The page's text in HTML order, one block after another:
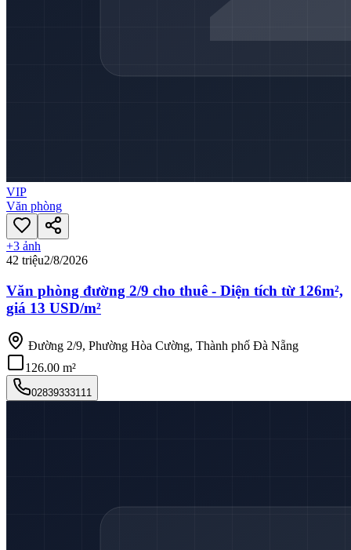
VIP
Văn phòng
+3 ảnh
42 triệu2/8/2026
Văn phòng đường 2/9 cho thuê - Diện tích từ 126m²,
giá 13 USD/m²
Đường 2/9, Phường Hòa Cường, Thành phố Đà Nẵng
126.00 m²
02839333111